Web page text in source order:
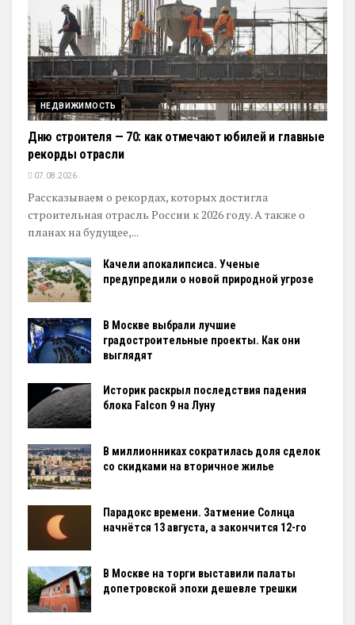
НЕДВИЖИМОСТЬ
Дню строителя — 70: как отмечают юбилей и главные
рекорды отрасли
07.08.2026
Рассказываем о рекордах, которых достигла
строительная отрасль России к 2026 году. А также о
планах на будущее,...
Качели апокалипсиса. Ученые
предупредили о новой природной угрозе
В Москве выбрали лучшие
градостроительные проекты. Как они
выглядят
Историк раскрыл последствия падения
блока Falcon 9 на Луну
В миллионниках сократилась доля сделок
со скидками на вторичное жилье
Парадокс времени. Затмение Солнца
начнётся 13 августа, а закончится 12-го
В Москве на торги выставили палаты
допетровской эпохи дешевле трешки